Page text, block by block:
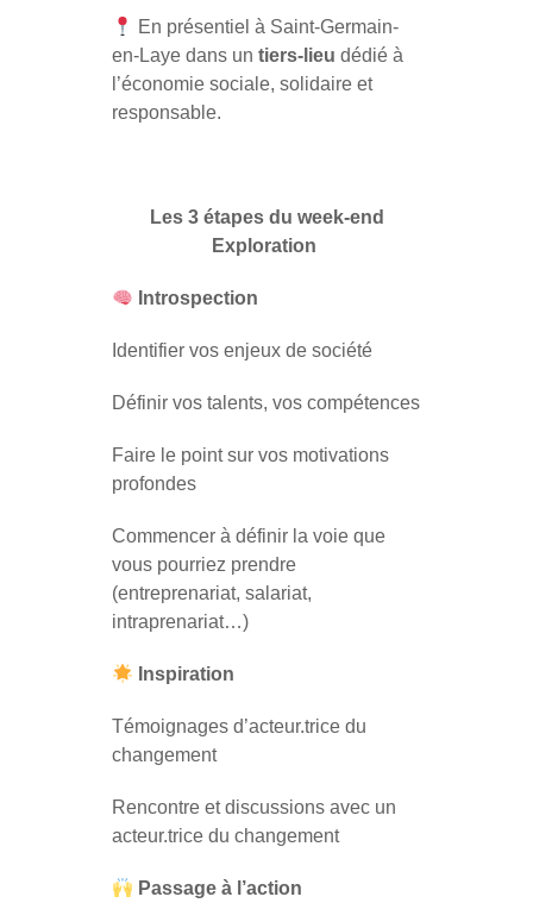
En présentiel à Saint-Germain-
en-Laye dans un tiers-lieu dédié à
l’économie sociale, solidaire et
responsable.
Les 3 étapes du week-end
Exploration
Introspection
Identifier vos enjeux de société
Définir vos talents, vos compétences
Faire le point sur vos motivations
profondes
Commencer à définir la voie que
vous pourriez prendre
(entreprenariat, salariat,
intraprenariat…)
Inspiration
Témoignages d’acteur.trice du
changement
Rencontre et discussions avec un
acteur.trice du changement
Passage à l’action